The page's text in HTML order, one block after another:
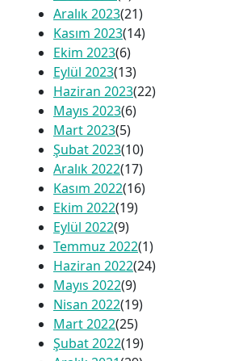
Aralık 2023(21)
Kasım 2023(14)
Ekim 2023(6)
Eylül 2023(13)
Haziran 2023(22)
Mayıs 2023(6)
Mart 2023(5)
Şubat 2023(10)
Aralık 2022(17)
Kasım 2022(16)
Ekim 2022(19)
Eylül 2022(9)
Temmuz 2022(1)
Haziran 2022(24)
Mayıs 2022(9)
Nisan 2022(19)
Mart 2022(25)
Şubat 2022(19)